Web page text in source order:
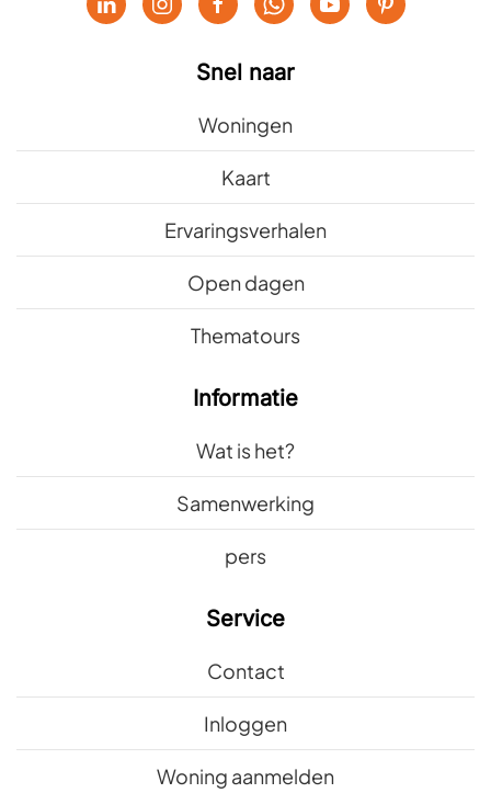
Snel naar
Woningen
Kaart
Ervaringsverhalen
Open dagen
Thematours
Informatie
Wat is het?
Samenwerking
pers
Service
Contact
Inloggen
Woning aanmelden